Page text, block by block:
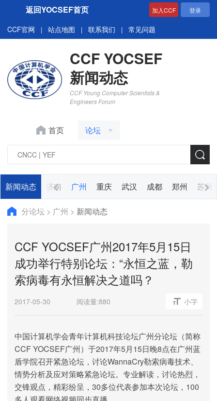
返回YOCSEF首页 加入CCF 登录
CCF官网 | 站点地图 | 联系我们 | 常见问题
CCF YOCSEF
新闻动态
CCF Young Computer Scientists &
Engineers Forum
首页 论坛
新闻动态
哈尔滨 济南 广州 重庆 武汉 成都 郑州 苏州
分论坛 > 广州 > 新闻动态
CCF YOCSEF广州2017年5月15日
成功举行特别论坛：“永恒之蓝，勒
索病毒有永恒解决之道吗？
2017-05-30 阅读量:880 小字
中国计算机学会青年计算机科技论坛广州分论坛（简称
CCF YOCSEF广州）于2017年5月15日晚8点在广州蓝
盾学院召开紧急论坛，讨论WannaCry勒索病毒技术、
情势分析及应对策略紧急论坛。专业解读，讨论热烈，
交锋观点，精彩纷呈， 30多位代表参加本次论坛， 100